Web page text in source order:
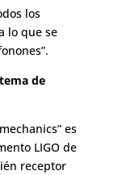
los
lo que se
de
es
LIGO de
receptor